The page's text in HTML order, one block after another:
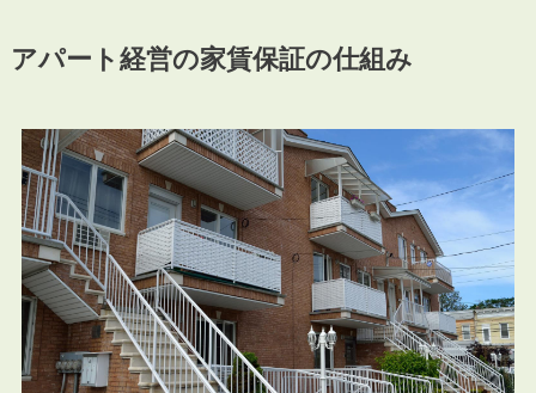
アパート経営の家賃保証の仕組み